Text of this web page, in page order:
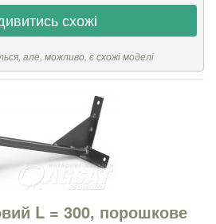
схожі
але, можливо, є схожі моделі
L = 300, порошкове